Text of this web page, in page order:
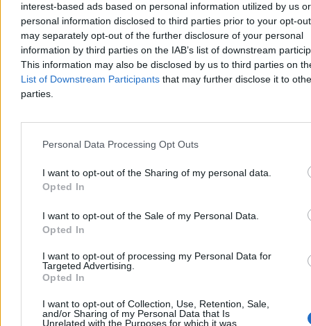
interest-based ads based on personal information utilized by us or
personal information disclosed to third parties prior to your opt-
may separately opt-out of the further disclosure of your personal
information by third parties on the IAB’s list of downstream
This information may also be disclosed by us to third parties on
List of Downstream Participants that may further disclose it to
parties.
Personal Data Processing Opt Outs
I want to opt-out of the Sharing of my personal data.
Opted In
I want to opt-out of the Sale of my Personal Data.
Opted In
I want to opt-out of processing my Personal Data for
Targeted Advertising.
Opted In
I want to opt-out of Collection, Use, Retention, Sale,
and/or Sharing of my Personal Data that Is
Unrelated with the Purposes for which it was
Kraj